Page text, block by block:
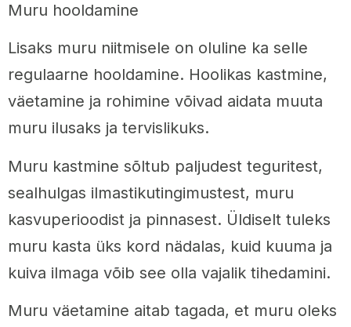
Muru hooldamine
Lisaks muru niitmisele on oluline ka selle
regulaarne hooldamine. Hoolikas kastmine,
väetamine ja rohimine võivad aidata muuta
muru ilusaks ja tervislikuks.
Muru kastmine sõltub paljudest teguritest,
sealhulgas ilmastikutingimustest, muru
kasvuperioodist ja pinnasest. Üldiselt tuleks
muru kasta üks kord nädalas, kuid kuuma ja
kuiva ilmaga võib see olla vajalik tihedamini.
Muru väetamine aitab tagada, et muru oleks